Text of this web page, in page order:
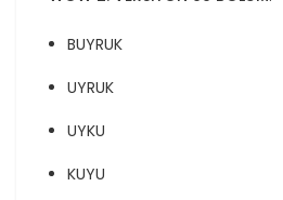
BUYRUK
UYRUK
UYKU
KUYU